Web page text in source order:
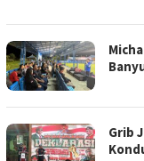
Grib